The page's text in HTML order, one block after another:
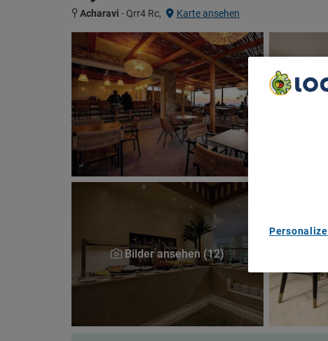
Acharavi - Qrr4 Rc, Karte ansehen
Bilder ansehen (12)
Personalize